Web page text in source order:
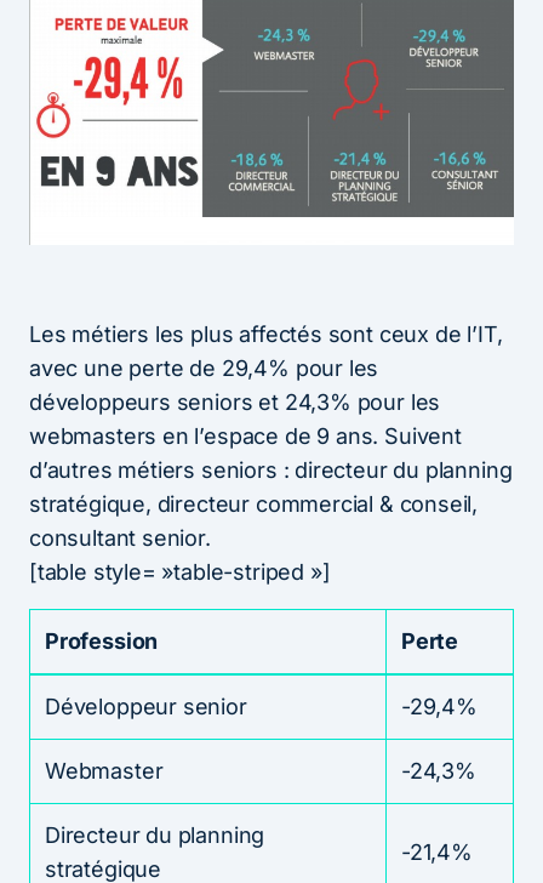
Les métiers les plus affectés sont ceux de l’IT,
avec une perte de 29,4% pour les
développeurs seniors et 24,3% pour les
webmasters en l’espace de 9 ans. Suivent
d’autres métiers seniors : directeur du planning
stratégique, directeur commercial & conseil,
consultant senior.
[table style= »table-striped »]
Profession Perte
Développeur senior -29,4%
Webmaster -24,3%
Directeur du planning
stratégique
-21,4%